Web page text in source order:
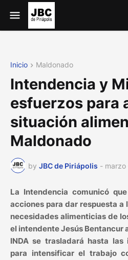
Inicio Maldonado
Intendencia y
esfuerzos para
situación
Maldonado
by JBC de Piriápolis -
La Intendencia comunicó
acciones para dar respuesta a
necesidades alimenticias de
el intendente Jesús Bentancur
INDA se trasladará hasta las
para intensificar el trabajo